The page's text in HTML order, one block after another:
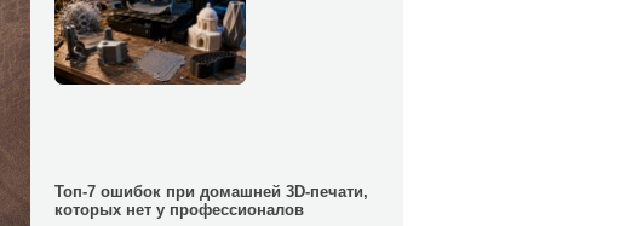
Топ-7 ошибок при домашней 3D-печати,
которых нет у профессионалов